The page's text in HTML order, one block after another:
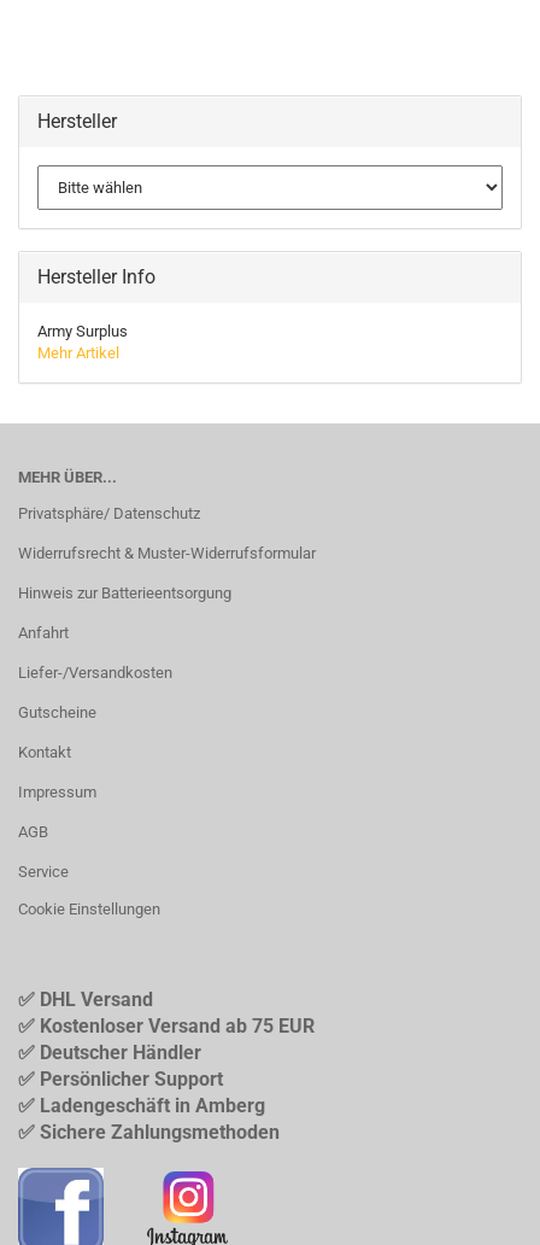
Hersteller
Hersteller Info
Army Surplus
Mehr Artikel
MEHR ÜBER...
Privatsphäre/ Datenschutz
Widerrufsrecht & Muster-Widerrufsformular
Hinweis zur Batterieentsorgung
Anfahrt
Liefer-/Versandkosten
Gutscheine
Kontakt
Impressum
AGB
Service
Cookie Einstellungen
✅ DHL Versand
✅ Kostenloser Versand ab 75 EUR
✅ Deutscher Händler
✅ Persönlicher Support
✅ Ladengeschäft in Amberg
✅ Sichere Zahlungsmethoden